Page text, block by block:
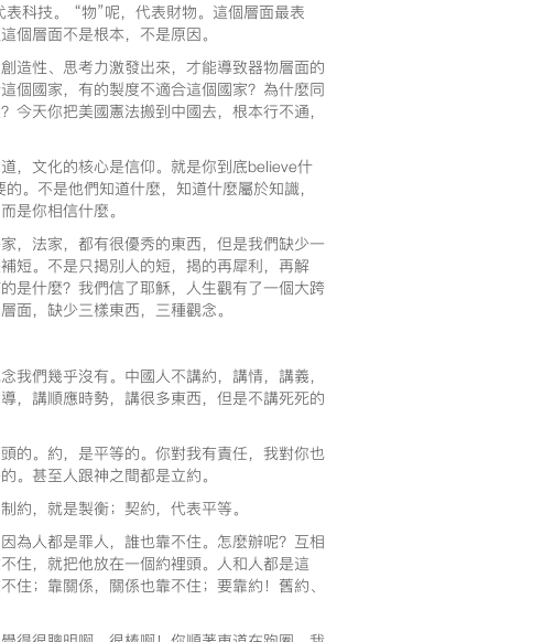
科技。 “物”呢，代表財物。這個層面最表
個層面不是根本，不是原因。
造性、思考力激發出來，才能導致器物層面的
個國家，有的製度不適合這個國家？為什麼同
天你把美國憲法搬到中國去，根本行不通，
，文化的核心是信仰。就是你到底believe什
。不是他們知道什麼，知道什麼屬於知識，
是你相信什麼。
，法家，都有很優秀的東西，但是我們缺少一
短。不是只揭別人的短，揭的再犀利，再解
是什麼？我們信了耶穌，人生觀有了一個大跨
面，缺少三樣東西，三種觀念。
我們幾乎沒有。中國人不講約，講情，講義，
，講順應時勢，講很多東西，但是不講死死的
的。約，是平等的。你對我有責任，我對你也
。甚至人跟神之間都是立約。
約，就是製衡；契約，代表平等。
為人都是罪人，誰也靠不住。怎麼辦呢？互相
住，就把他放在一個約裡頭。人和人都是這
住；靠關係，關係也靠不住；要靠約！舊約、